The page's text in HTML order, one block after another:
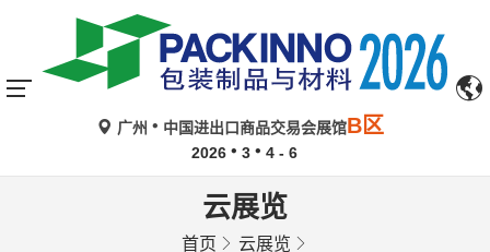
广州 中国进出口商品交易会展馆B区
2026 3 4 - 6
云展览
首页 云展览